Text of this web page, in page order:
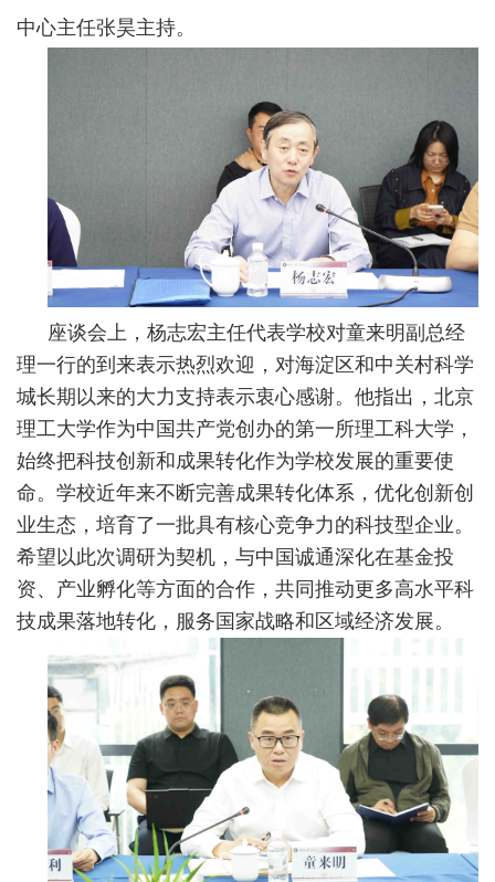
中心主任张昊主持。
座谈会上，杨志宏主任代表学校对童来明副总经
理一行的到来表示热烈欢迎，对海淀区和中关村科学
城长期以来的大力支持表示衷心感谢。他指出，北京
理工大学作为中国共产党创办的第一所理工科大学，
始终把科技创新和成果转化作为学校发展的重要使
命。学校近年来不断完善成果转化体系，优化创新创
业生态，培育了一批具有核心竞争力的科技型企业。
希望以此次调研为契机，与中国诚通深化在基金投
资、产业孵化等方面的合作，共同推动更多高水平科
技成果落地转化，服务国家战略和区域经济发展。